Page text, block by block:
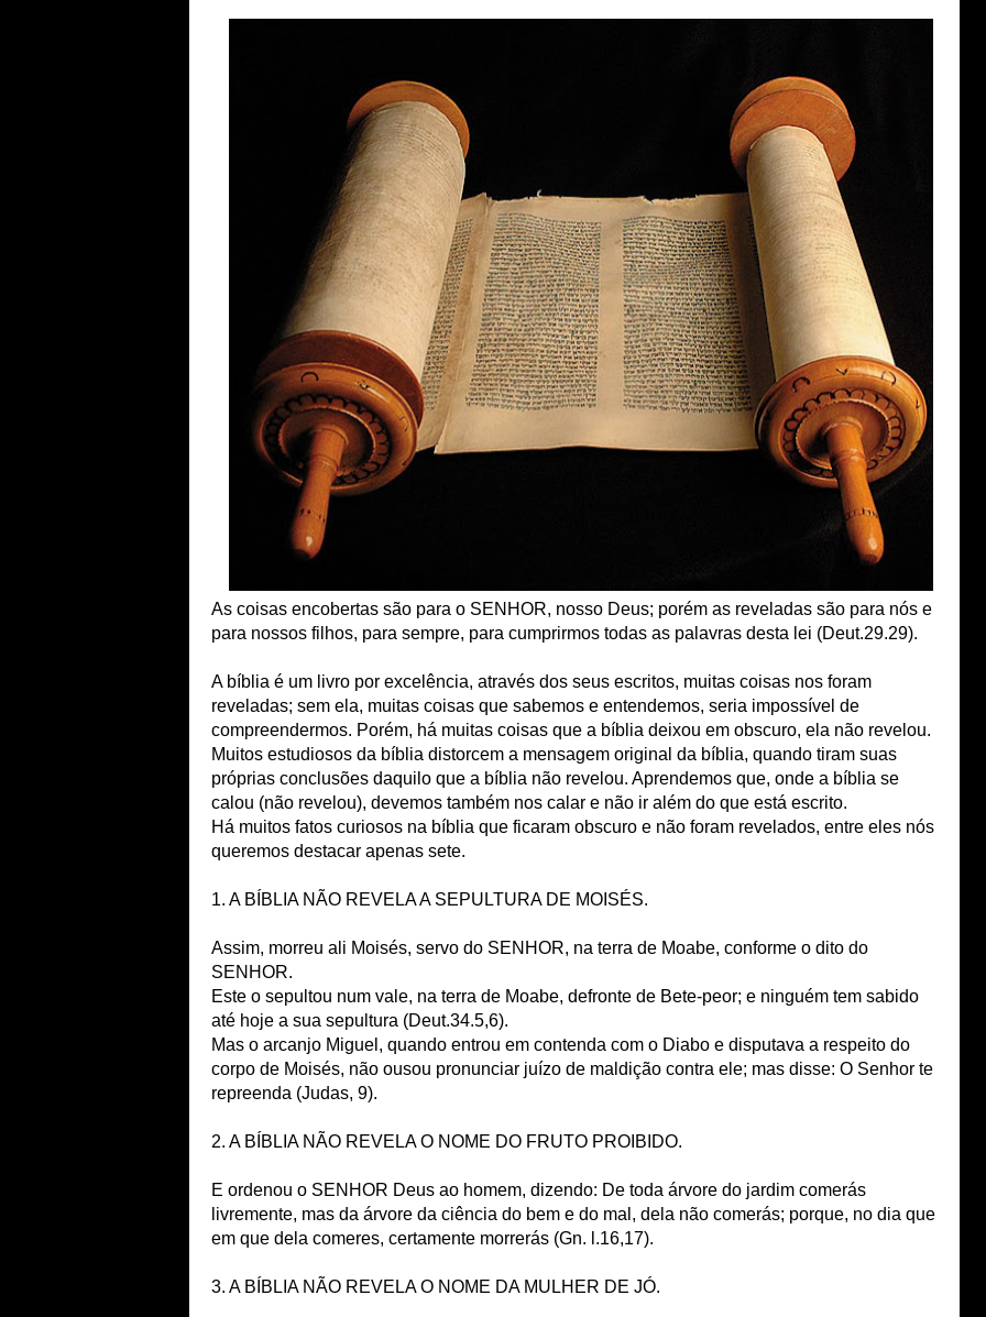
As coisas encobertas são para o SENHOR, nosso Deus; porém as reveladas são para nós e
para nossos filhos, para sempre, para cumprirmos todas as palavras desta lei (Deut.29.29).
A bíblia é um livro por excelência, através dos seus escritos, muitas coisas nos foram
reveladas; sem ela, muitas coisas que sabemos e entendemos, seria impossível de
compreendermos. Porém, há muitas coisas que a bíblia deixou em obscuro, ela não revelou.
Muitos estudiosos da bíblia distorcem a mensagem original da bíblia, quando tiram suas
próprias conclusões daquilo que a bíblia não revelou. Aprendemos que, onde a bíblia se
calou (não revelou), devemos também nos calar e não ir além do que está escrito.
Há muitos fatos curiosos na bíblia que ficaram obscuro e não foram revelados, entre eles nós
queremos destacar apenas sete.
1. A BÍBLIA NÃO REVELA A SEPULTURA DE MOISÉS.
Assim, morreu ali Moisés, servo do SENHOR, na terra de Moabe, conforme o dito do
SENHOR.
Este o sepultou num vale, na terra de Moabe, defronte de Bete-peor; e ninguém tem sabido
até hoje a sua sepultura (Deut.34.5,6).
Mas o arcanjo Miguel, quando entrou em contenda com o Diabo e disputava a respeito do
corpo de Moisés, não ousou pronunciar juízo de maldição contra ele; mas disse: O Senhor te
repreenda (Judas, 9).
2. A BÍBLIA NÃO REVELA O NOME DO FRUTO PROIBIDO.
E ordenou o SENHOR Deus ao homem, dizendo: De toda árvore do jardim comerás
livremente, mas da árvore da ciência do bem e do mal, dela não comerás; porque, no dia que
em que dela comeres, certamente morrerás (Gn. l.16,17).
3. A BÍBLIA NÃO REVELA O NOME DA MULHER DE JÓ.